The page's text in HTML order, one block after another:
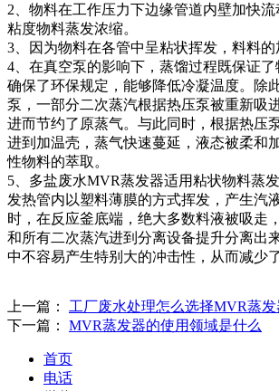
2、物料在工作压力下边缘管道内壁加快
粘度物料蒸发浓缩。
3、因为物料在各管中呈粘状挥发，料料的
4、在真空泵的影响下，蒸馏过程既保证了
确保了环保规定，能够降低冷凝温度。除
泵，一部分二次蒸汽根据热压泵被重新吸
进而节约了原蒸气。与此同时，根据热压
进到加温壳，蒸气快速蔓延，液态被柔和
性物料的萃取。
5、多盐废水MVR蒸发器适用粘状物料蒸
发热管内以塑料薄膜的方式挥发，产生汽
时，在反应釜底端，绝大多数料液被吸走
和所有二次蒸汽进到分离设备提升分离出
中不容易产生特别大的冲击性，从而减少
上一篇： 工厂废水处理怎么选择MVR蒸发
下一篇： MVR蒸发器的使用领域是什么
首页
电话